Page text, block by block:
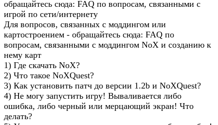
обращайтесь сюда: FAQ по вопросам, связанными с
игрой по сети/интернету
Для вопросов, связанных с моддингом или
картостроением - обращайтесь сюда: FAQ по
вопросам, связанными с моддингом NoX и созданию к
нему карт
1) Где скачать NoX?
2) Что такое NoXQuest?
3) Как установить патч до версии 1.2b и NoXQuest?
4) Не могу запустить игру! Вываливается либо
ошибка, либо черный или мерцающий экран! Что
делать?